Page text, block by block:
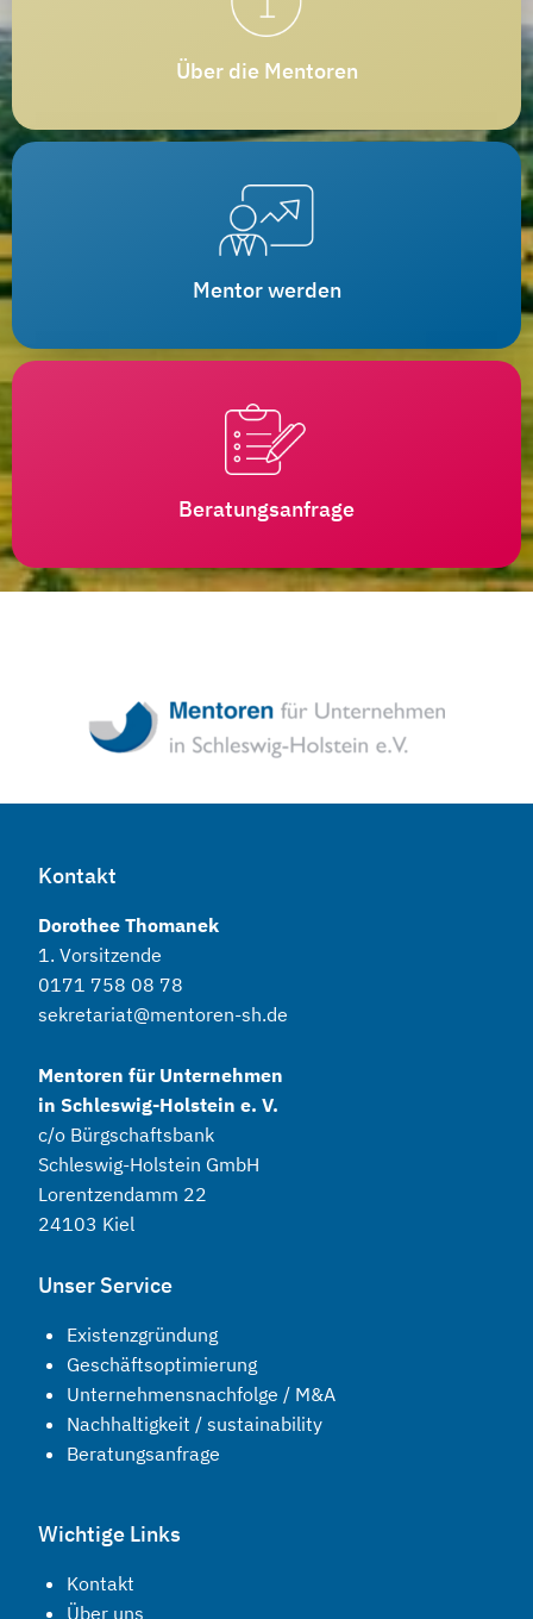
Über die Mentoren
Mentor werden
Beratungsanfrage
Kontakt
Dorothee Thomanek
1. Vorsitzende
0171 758 08 78
sekretariat@mentoren-sh.de
Mentoren für Unternehmen
in Schleswig-Holstein e. V.
c/o Bürgschaftsbank
Schleswig-Holstein GmbH
Lorentzendamm 22
24103 Kiel
Unser Service
Existenzgründung
Geschäftsoptimierung
Unternehmensnachfolge / M&A
Nachhaltigkeit / sustainability
Beratungsanfrage
Wichtige Links
Kontakt
Über uns